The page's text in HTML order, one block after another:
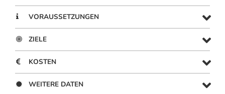
VORAUSSETZUNGEN
ZIELE
KOSTEN
WEITERE DATEN